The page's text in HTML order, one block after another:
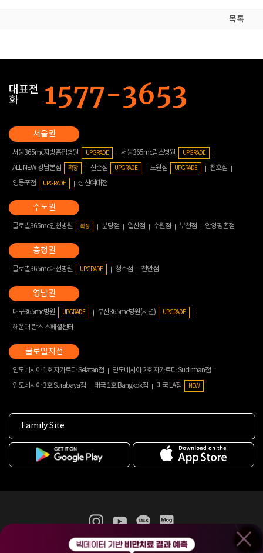
목록
대표전
화
서울365mc지방흡입병원 UPGRADE 서울365mc람스병원 UPGRADE
ALL NEW 강남본점 확장 신촌점 UPGRADE 노원점 UPGRADE
천호점
영등포점
UPGRADE 성신여대점
글로벌365mc인천병원 확장 분당점 일산점 수원점 부천점 안양평촌점
글로벌365mc대전병원 UPGRADE 청주점 천안점
대구365mc병원 UPGRADE 부산365mc병원(서면) UPGRADE
해운대 람스 스페셜센터
인도네시아 1호 자카르타 Selatan점
인도네시아 2호 자카르타 Sudirman점
인도네시아 3호 Surabaya점
태국 1호 Bangkok점 미국 LA점 NEW
Family Site
365mc 병·의원 이용약관
홈페이지 이용약관